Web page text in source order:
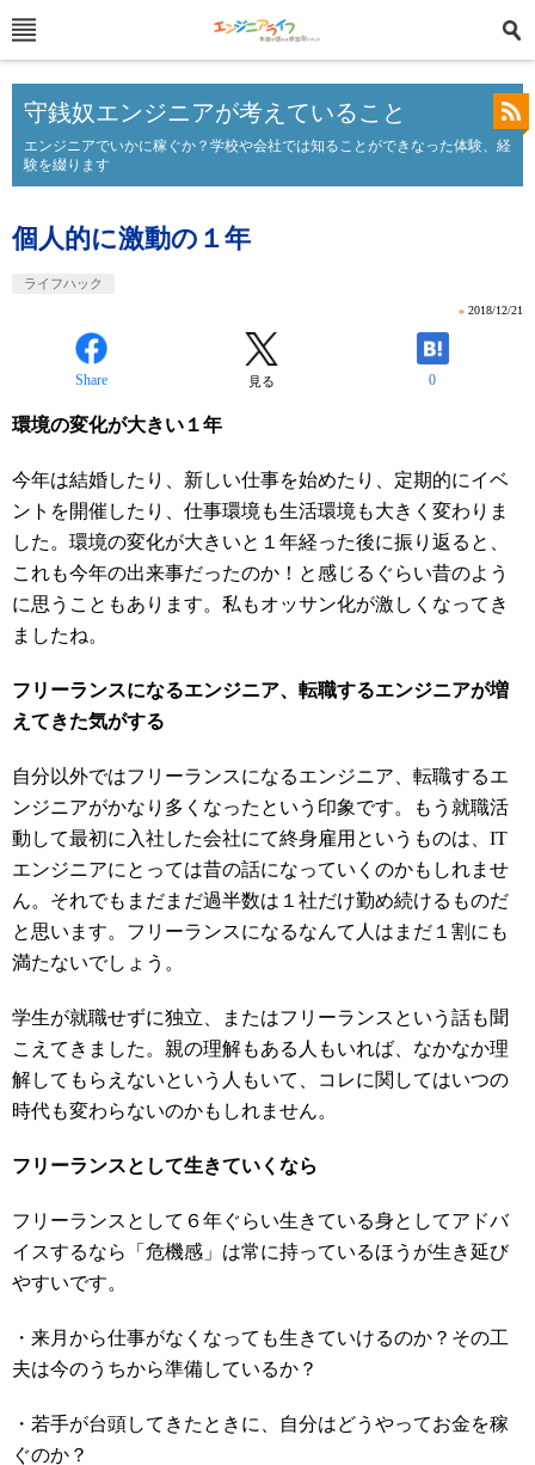
守銭奴エンジニアが考えていること
エンジニアでいかに稼ぐか？学校や会社では知ることができなった体験、経
験を綴ります
個人的に激動の１年
ライフハック
» 2018/12/21
Share 見る 0
環境の変化が大きい１年
今年は結婚したり、新しい仕事を始めたり、定期的にイベ
ントを開催したり、仕事環境も生活環境も大きく変わりま
した。環境の変化が大きいと１年経った後に振り返ると、
これも今年の出来事だったのか！と感じるぐらい昔のよう
に思うこともあります。私もオッサン化が激しくなってき
ましたね。
フリーランスになるエンジニア、転職するエンジニアが増
えてきた気がする
自分以外ではフリーランスになるエンジニア、転職するエ
ンジニアがかなり多くなったという印象です。もう就職活
動して最初に入社した会社にて終身雇用というものは、IT
エンジニアにとっては昔の話になっていくのかもしれませ
ん。それでもまだまだ過半数は１社だけ勤め続けるものだ
と思います。フリーランスになるなんて人はまだ１割にも
満たないでしょう。
学生が就職せずに独立、またはフリーランスという話も聞
こえてきました。親の理解もある人もいれば、なかなか理
解してもらえないという人もいて、コレに関してはいつの
時代も変わらないのかもしれません。
フリーランスとして生きていくなら
フリーランスとして６年ぐらい生きている身としてアドバ
イスするなら「危機感」は常に持っているほうが生き延び
やすいです。
・来月から仕事がなくなっても生きていけるのか？その工
夫は今のうちから準備しているか？
・若手が台頭してきたときに、自分はどうやってお金を稼
ぐのか？